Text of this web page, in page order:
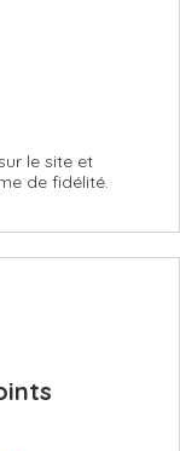
le site et
de fidélité.